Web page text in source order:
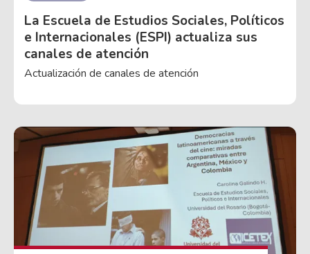
La Escuela de Estudios Sociales, Políticos
e Internacionales (ESPI) actualiza sus
canales de atención
Actualización de canales de atención